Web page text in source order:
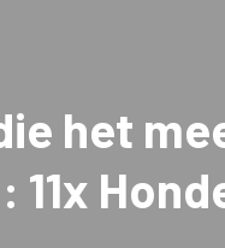
het
11x